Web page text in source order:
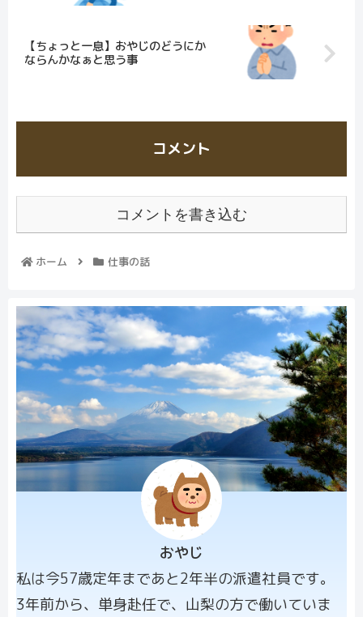
【ちょっと一息】おやじのどうにか
ならんかなぁと思う事
コメント
コメントを書き込む
ホーム 仕事の話
プロフィー
ル画像
おやじ
私は今57歳定年まであと2年半の派遣社員です。
3年前から、単身赴任で、山梨の方で働いていま